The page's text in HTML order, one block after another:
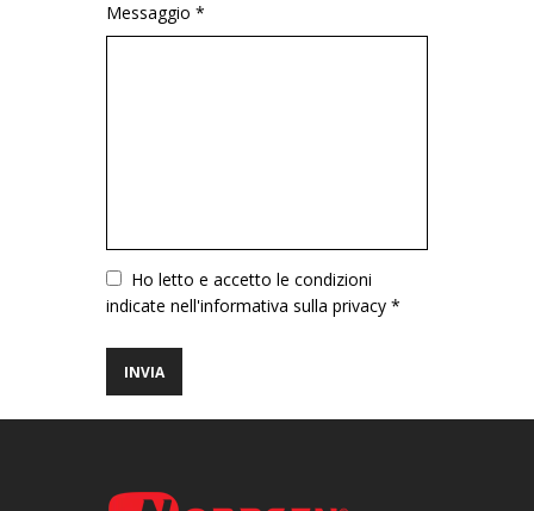
Messaggio *
VuotoHo letto e accetto le condizioni
indicate nell'informativa sulla privacy *